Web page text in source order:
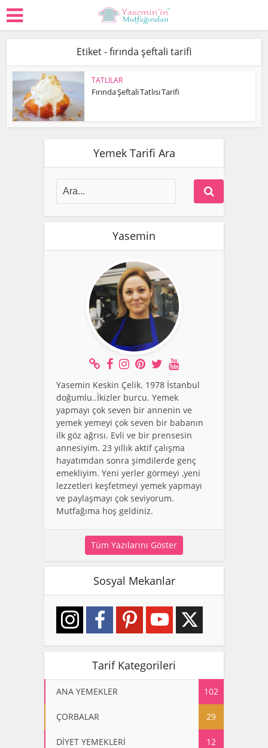
Etiket - fırında şeftali tarifi
TATLILAR
Fırında Şeftali Tatlısı Tarifi
Yemek Tarifi Ara
Yasemin
Yasemin Keskin Çelik. 1978 İstanbul
doğumlu..İkizler burcu. Yemek
yapmayı çok seven bir annenin ve
yemek yemeyi çok seven bir babanın
ilk göz ağrısı. Evli ve bir prensesin
annesiyim. 23 yıllık aktif çalışma
hayatımdan sonra şimdilerde genç
emekliyim. Yeni yerler görmeyi ,yeni
lezzetleri keşfetmeyi yemek yapmayı
ve paylaşmayı çok seviyorum.
Mutfağıma hoş geldiniz.
Tüm Yazılarını Göster
Sosyal Mekanlar
Tarif Kategorileri
ANA YEMEKLER 102
ÇORBALAR 29
DİYET YEMEKLERİ 12